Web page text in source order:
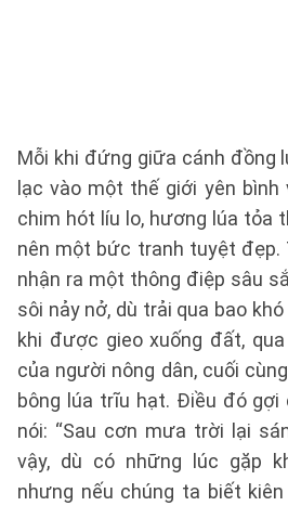
Mỗi khi đứng giữa cánh đồng
lạc vào một thế giới yên bình
chim hót líu lo, hương lúa tỏa
nên một bức tranh tuyệt đẹp.
nhận ra một thông điệp sâu
sôi nảy nở, dù trải qua bao
khi được gieo xuống đất,
của người nông dân, cuối
bông lúa trĩu hạt. Điều đó
nói: “Sau cơn mưa trời lại
vậy, dù có những lúc gặp
nhưng nếu chúng ta biết